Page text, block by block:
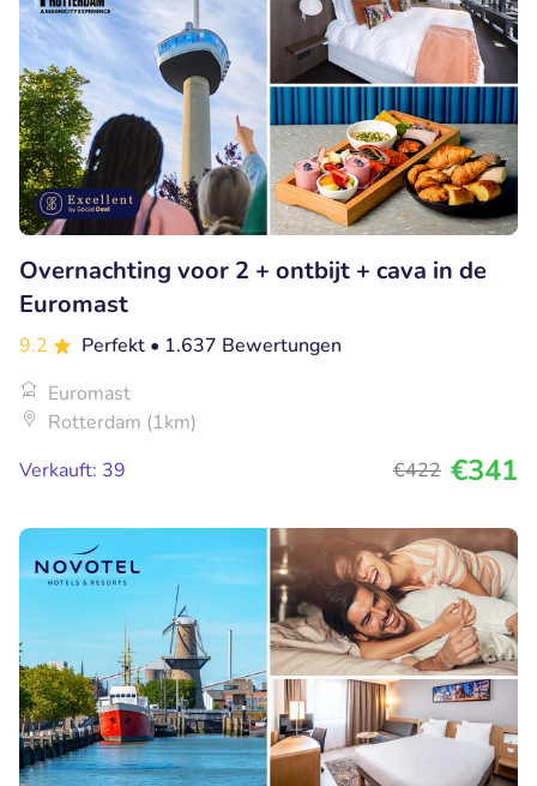
Overnachting voor 2 + ontbijt + cava in de
Euromast
9.2 Perfekt • 1.637 Bewertungen
Euromast
Rotterdam (1km)
Verkauft: 39
€422 €341